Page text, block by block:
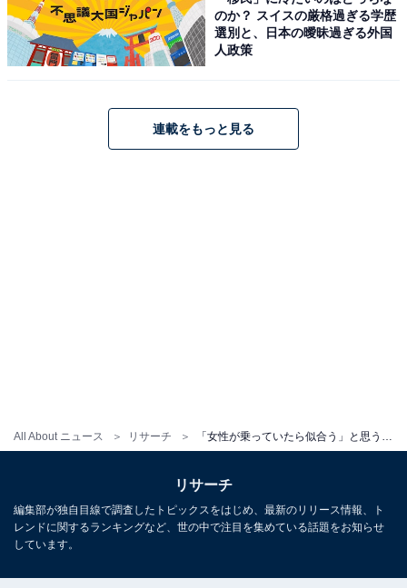
All About ニュース リサーチ
のか？ スイスの厳格過ぎる学歴
選別と、日本の曖昧過ぎる外国
人政策
連載をもっと見る
リサーチ
編集部が独自目線で調査したトピックスをはじめ、最新のリリース情報、ト
レンドに関するランキングなど、世の中で注目を集めている話題をお知らせ
しています。